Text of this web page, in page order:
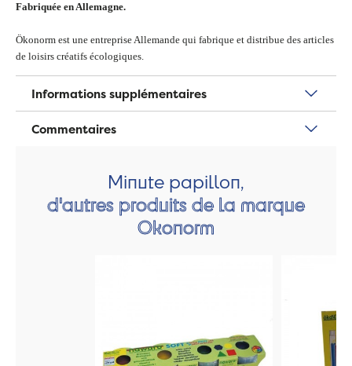
Fabriquée en Allemagne.
Ökonorm est une entreprise Allemande qui fabrique et distribue des articles
de loisirs créatifs écologiques.
Informations supplémentaires
Commentaires
Minute papillon,
d'autres produits de la marque
Okonorm